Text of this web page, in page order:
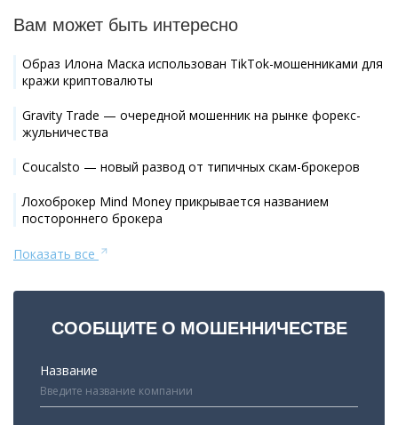
Вам может быть интересно
Образ Илона Маска использован TikTok-мошенниками для
кражи криптовалюты
Gravity Trade — очередной мошенник на рынке форекс-
жульничества
Coucalsto — новый развод от типичных скам-брокеров
Лохоброкер Mind Money прикрывается названием
постороннего брокера
Показать все
СООБЩИТЕ О МОШЕННИЧЕСТВЕ
Название